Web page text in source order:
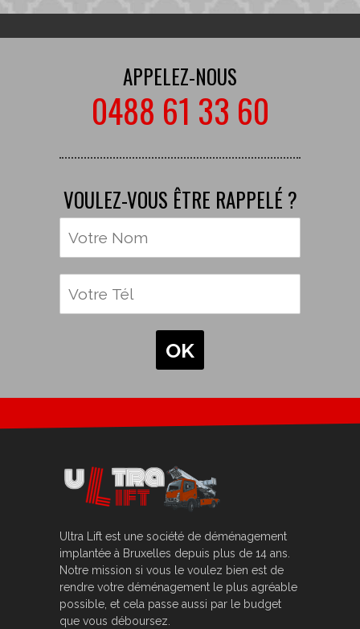
APPELEZ-NOUS
0488 61 33 60
VOULEZ-VOUS ÊTRE RAPPELÉ ?
Ultra Lift est une société de déménagement
implantée à Bruxelles depuis plus de 14 ans.
Notre mission si vous le voulez bien est de
rendre votre déménagement le plus agréable
possible, et cela passe aussi par le budget
que vous déboursez.